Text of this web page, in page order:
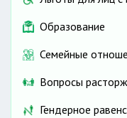
Образование
Семейные
Вопросы
Гендерное